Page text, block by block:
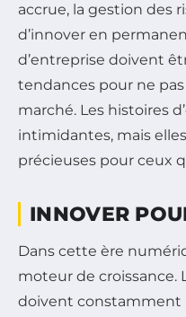
accrue, la gestion des
d’innover en
d’entreprise doivent
tendances pour ne
marché. Les histoires
intimidantes, mais
précieuses pour ceux
INNOVER
Dans cette ère
moteur de croissance.
doivent constamment